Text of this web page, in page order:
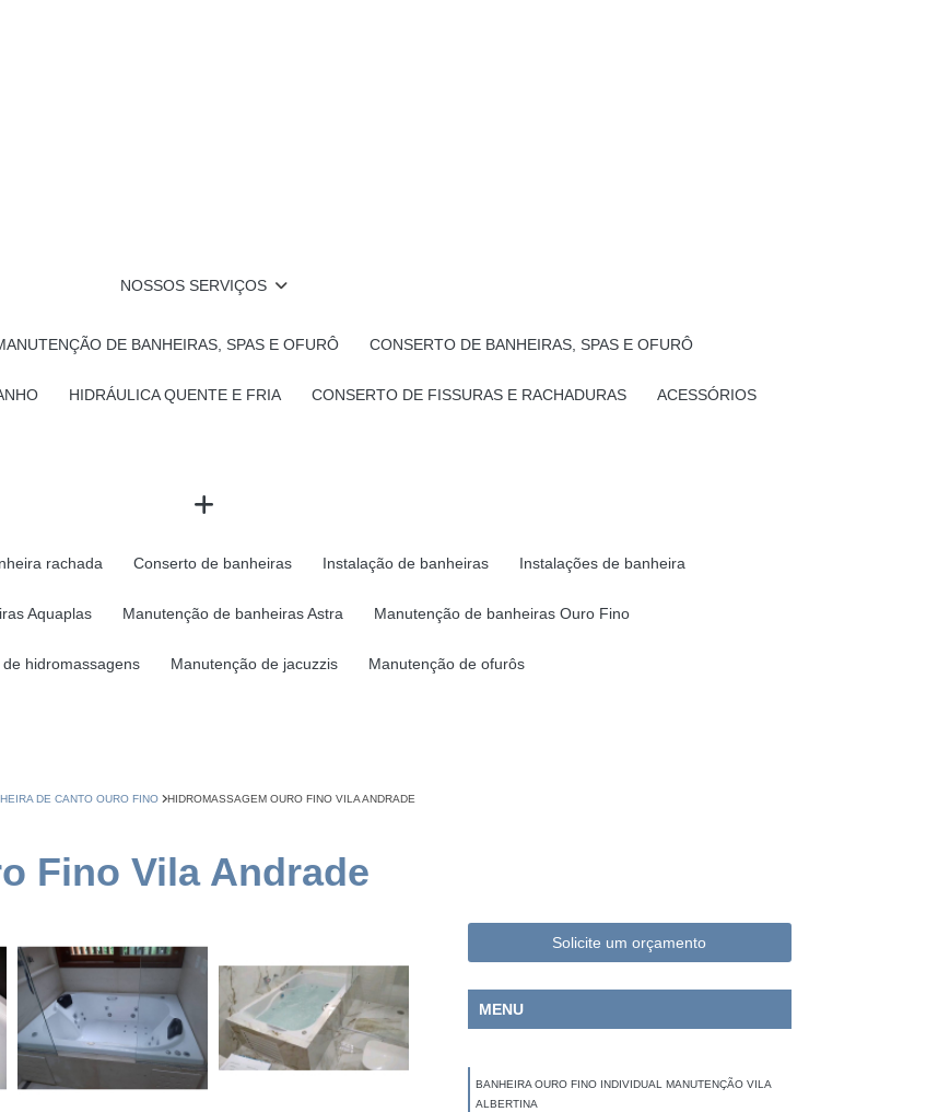
NOSSOS SERVIÇOS
DE BANHEIRAS, SPAS E OFURÔ CONSERTO DE BANHEIRAS, SPAS E OFURÔ
HIDRÁULICA QUENTE E FRIA CONSERTO DE FISSURAS E RACHADURAS ACESSÓRIOS
rachada Conserto de banheiras Instalação de banheiras Instalações de banheira
Aquaplas Manutenção de banheiras Astra Manutenção de banheiras Ouro Fino
hidromassagens Manutenção de jacuzzis Manutenção de ofurôs
DE CANTO OURO FINO HIDROMASSAGEM OURO FINO VILA ANDRADE
Fino Vila Andrade
Solicite um orçamento
MENU
BANHEIRA OURO FINO INDIVIDUAL MANUTENÇÃO VILA
ALBERTINA